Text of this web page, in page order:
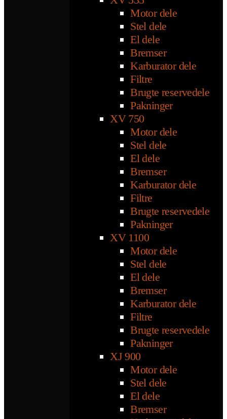
Motor dele
Stel dele
El dele
Bremser
Karburator dele
Filtre
Brugte reservedele
Pakninger
XV 750
Motor dele
Stel dele
El dele
Bremser
Karburator dele
Filtre
Brugte reservedele
Pakninger
XV 1100
Motor dele
Stel dele
El dele
Bremser
Karburator dele
Filtre
Brugte reservedele
Pakninger
XJ 900
Motor dele
Stel dele
El dele
Bremser